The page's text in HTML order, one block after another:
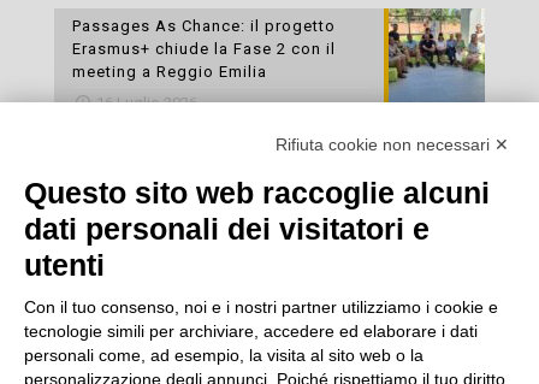
Passages As Chance: il progetto
Erasmus+ chiude la Fase 2 con il
meeting a Reggio Emilia
16 Luglio 2026
Esami di laboratorio preventivi
cura della propria salute
16 Luglio 2026
Rifiuta cookie non necessari ✕
Questo sito web raccoglie alcuni
dati personali dei visitatori e
utenti
Con il tuo consenso, noi e i nostri partner utilizziamo i cookie e
tecnologie simili per archiviare, accedere ed elaborare i dati
personali come, ad esempio, la visita al sito web o la
personalizzazione degli annunci. Poiché rispettiamo il tuo diritto